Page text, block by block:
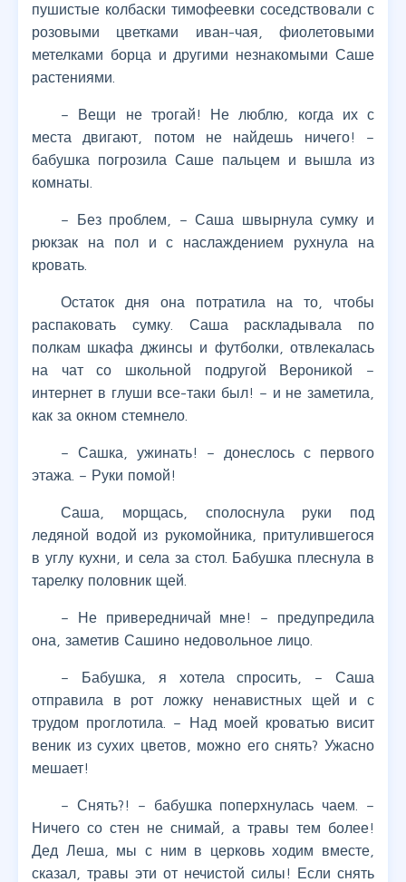
пушистые колбаски тимофеевки соседствовали с
розовыми цветками иван-чая, фиолетовыми
метелками борца и другими незнакомыми Саше
растениями.
– Вещи не трогай! Не люблю, когда их с
места двигают, потом не найдешь ничего! –
бабушка погрозила Саше пальцем и вышла из
комнаты.
– Без проблем, – Саша швырнула сумку и
рюкзак на пол и с наслаждением рухнула на
кровать.
Остаток дня она потратила на то, чтобы
распаковать сумку. Саша раскладывала по
полкам шкафа джинсы и футболки, отвлекалась
на чат со школьной подругой Вероникой –
интернет в глуши все-таки был! – и не заметила,
как за окном стемнело.
– Сашка, ужинать! – донеслось с первого
этажа. – Руки помой!
Саша, морщась, сполоснула руки под
ледяной водой из рукомойника, притулившегося
в углу кухни, и села за стол. Бабушка плеснула в
тарелку половник щей.
– Не привередничай мне! – предупредила
она, заметив Сашино недовольное лицо.
– Бабушка, я хотела спросить, – Саша
отправила в рот ложку ненавистных щей и с
трудом проглотила. – Над моей кроватью висит
веник из сухих цветов, можно его снять? Ужасно
мешает!
– Снять?! – бабушка поперхнулась чаем. –
Ничего со стен не снимай, а травы тем более!
Дед Леша, мы с ним в церковь ходим вместе,
сказал, травы эти от нечистой силы! Если снять